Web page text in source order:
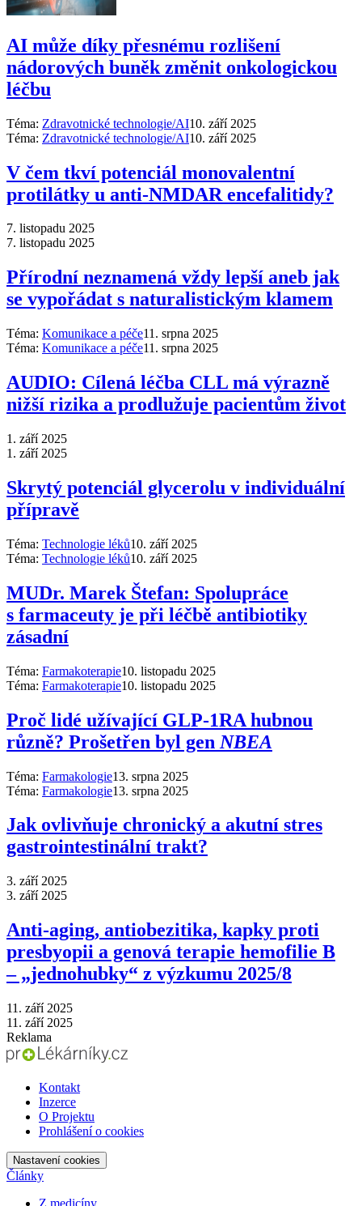
AI může díky přesnému rozlišení
nádorových buněk změnit onkologickou
léčbu
Téma: Zdravotnické technologie/AI10. září 2025
Téma: Zdravotnické technologie/AI10. září 2025
V čem tkví potenciál monovalentní
protilátky u anti-NMDAR encefalitidy?
7. listopadu 2025
7. listopadu 2025
Přírodní neznamená vždy lepší aneb jak
se vypořádat s naturalistickým klamem
Téma: Komunikace a péče11. srpna 2025
Téma: Komunikace a péče11. srpna 2025
AUDIO: Cílená léčba CLL má výrazně
nižší rizika a prodlužuje pacientům život
1. září 2025
1. září 2025
Skrytý potenciál glycerolu v individuální
přípravě
Téma: Technologie léků10. září 2025
Téma: Technologie léků10. září 2025
MUDr. Marek Štefan: Spolupráce
s farmaceuty je při léčbě antibiotiky
zásadní
Téma: Farmakoterapie10. listopadu 2025
Téma: Farmakoterapie10. listopadu 2025
Proč lidé užívající GLP-1RA hubnou
různě? Prošetřen byl gen NBEA
Téma: Farmakologie13. srpna 2025
Téma: Farmakologie13. srpna 2025
Jak ovlivňuje chronický a akutní stres
gastrointestinální trakt?
3. září 2025
3. září 2025
Anti‑aging, antiobezitika, kapky proti
presbyopii a genová terapie hemofilie B
–⁠ „jednohubky“ z výzkumu 2025/8
11. září 2025
11. září 2025
Reklama
Kontakt
Inzerce
O Projektu
Prohlášení o cookies
Nastavení cookies
Články